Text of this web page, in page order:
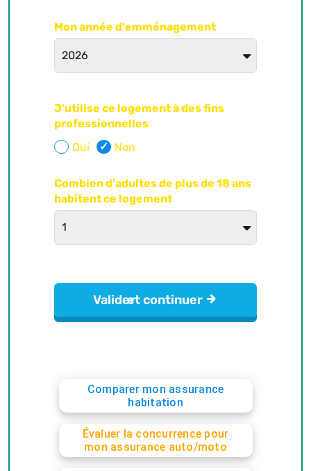
Comparer mon assurance
habitation
Évaluer la concurrence pour
mon assurance auto/moto